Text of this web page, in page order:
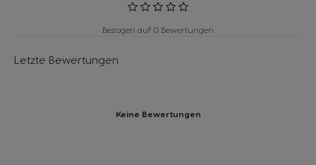
Bezogen auf 0 Bewertungen
Letzte Bewertungen
Keine Bewertungen